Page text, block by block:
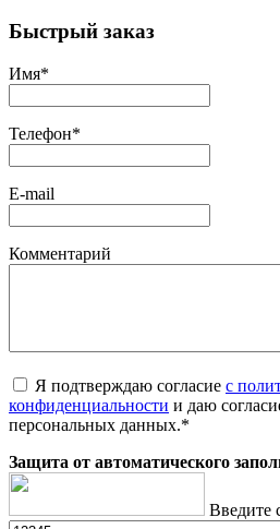
Быстрый заказ
Имя*
Телефон*
E-mail
Комментарий
Я подтверждаю согласие с
конфиденциальности и даю
персональных данных.*
Защита от автоматического
Введите